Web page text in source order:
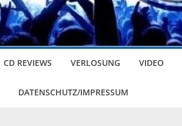
CD REVIEWS VERLOSUNG VIDEO
DATENSCHUTZ/IMPRESSUM